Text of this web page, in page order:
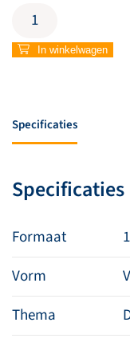
Wenskaart
'Veel
sterkte
–
aantal
In winkelwagen
Specificaties
Specificaties
Formaat
Vorm
Thema